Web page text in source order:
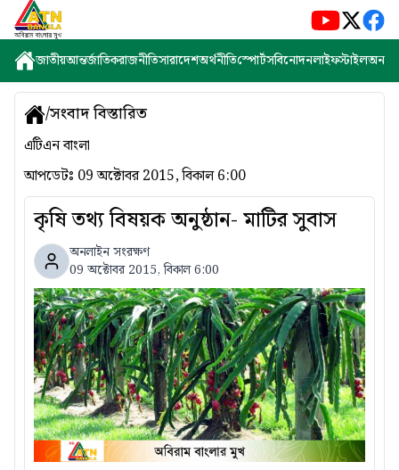
জাতীয়আন্তর্জাতিকরাজনীতিসারাদেশঅর্থনীতিস্পোর্টসবিনোদনলাইফস্টাইল
/সংবাদ বিস্তারিত
এটিএন বাংলা
আপডেটঃ 09 অক্টোবর 2015, বিকাল 6:00
কৃষি তথ্য বিষয়ক অনুষ্ঠান- মাটির সুবাস
অনলাইন সংরক্ষণ
09 অক্টোবর 2015, বিকাল 6:00